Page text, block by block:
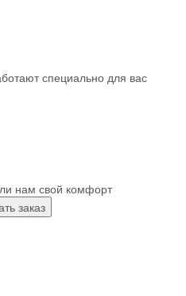
специально для вас
нам свой комфорт
заказ